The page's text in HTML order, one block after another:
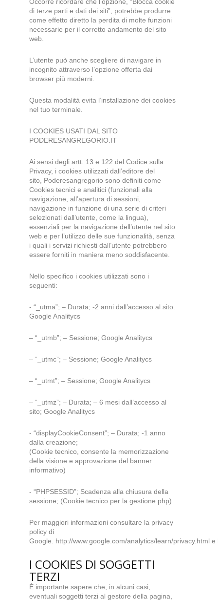
di terze parti e dati dei siti”, potrebbe produrre
come effetto diretto la perdita di molte funzioni
necessarie per il corretto andamento del sito
web.
L’utente può anche scegliere di navigare in
incognito attraverso l’opzione offerta dai
browser più moderni.
Questa modalità evita l’installazione dei cookies
nel tuo terminale.
I COOKIES USATI DAL SITO
PODERESANGREGORIO.IT
Ai sensi degli artt. 13 e 122 del Codice sulla
Privacy, i cookies utilizzati dall’editore del
sito, Poderesangregorio sono definiti come
Cookies tecnici e analitici (funzionali alla
navigazione, all’apertura di sessioni,
navigazione in funzione di una serie di criteri
selezionati dall’utente, come la lingua),
essenziali per la navigazione dell’utente nel sito
web e per l’utilizzo delle sue funzionalità, senza
i quali i servizi richiesti dall’utente potrebbero
essere forniti in maniera meno soddisfacente.
Nello specifico i cookies utilizzati sono i
seguenti:
- “_utma”; – Durata; -2 anni dall’accesso al sito.
Google Analitycs
– “_utmb”; – Sessione; Google Analitycs
– “_utmc”; – Sessione; Google Analitycs
– “_utmt”; – Sessione; Google Analitycs
– “_utmz”; – Durata; – 6 mesi dall’accesso al
sito; Google Analitycs
- “displayCookieConsent”; – Durata; -1 anno
dalla creazione;
(Cookie tecnico, consente la memorizzazione
della visione e approvazione del banner
informativo)
- “PHPSESSID”; Scadenza alla chiusura della
sessione; (Cookie tecnico per la gestione php)
Per maggiori informazioni consultare la privacy
policy di
Google. http://www.google.com/analytics/learn/privacy.html e
I COOKIES DI SOGGETTI
TERZI
È importante sapere che, in alcuni casi,
eventuali soggetti terzi al gestore della pagina,